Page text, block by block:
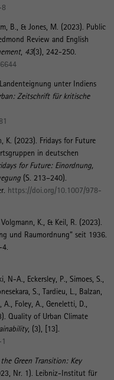
B., & Jones, M. (2023). Public
Review and English
, 43(3), 242-250.
unter Indiens
Zeitschrift für kritische
K. (2023). Fridays for Future
in deutschen
for Future: Einordnung,
(S. 213–240).
https://doi.org/10.1007/978-
K., & Keil, R. (2023).
und Raumordnung“ seit 1936
N-A., Eckersley, P., Simoes, S.,
S., Tardieu, L., Balzan,
Foley, A., Geneletti, D.,
Quality of Urban Climate
, (3), [13].
Green Transition: Key
Nr. 1). Leibniz-Institut für